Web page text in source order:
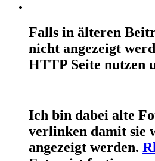
Falls in älteren
nicht angezeigt
HTTP Seite nutzen
Ich bin dabei alte
verlinken damit sie
angezeigt werden.